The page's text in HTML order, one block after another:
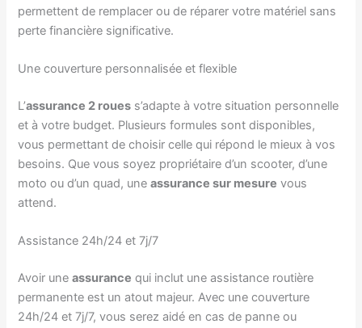
permettent de remplacer ou de réparer votre matériel sans
perte financière significative.
Une couverture personnalisée et flexible
L’assurance 2 roues s’adapte à votre situation personnelle
et à votre budget. Plusieurs formules sont disponibles,
vous permettant de choisir celle qui répond le mieux à vos
besoins. Que vous soyez propriétaire d’un scooter, d’une
moto ou d’un quad, uneassurance sur mesure vous
attend.
Assistance 24h/24 et 7j/7
Avoir uneassurance qui inclut une assistance routière
permanente est un atout majeur. Avec une couverture
24h/24 et 7j/7, vous serez aidé en cas de panne ou